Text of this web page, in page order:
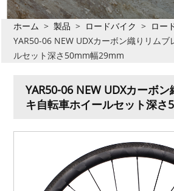
ホーム > 製品 > ロードバイク > ロー
YAR50-06 NEW UDXカーボン織りリムブ
ルセット深さ50mm幅29mm
YAR50-06 NEW UDXカーボ
キ自転車ホイールセット深